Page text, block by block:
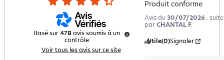
Basé sur 478 avis soumis à un
contrôle
Voir tous les avis sur ce site
Produit conforme
Avis du 30/07/2026 ,
par CHANTAL F.
Utile(0)Signaler